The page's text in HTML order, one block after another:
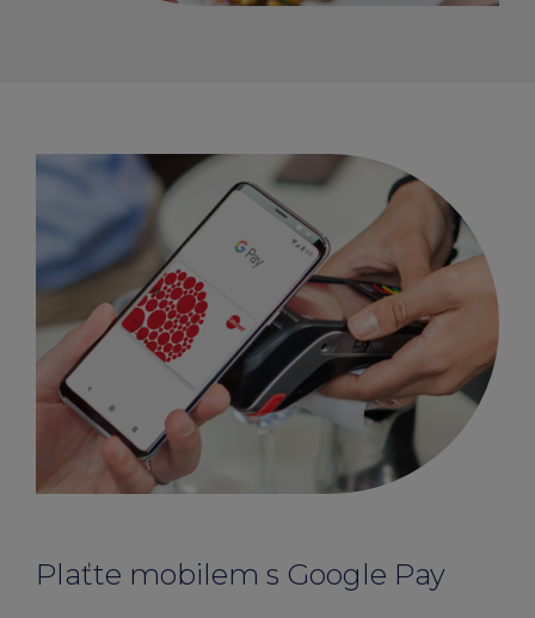
Plaťte mobilem s Google Pay